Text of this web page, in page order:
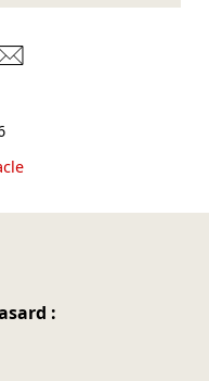
sur Mastodon
sur Bluesky
sur Facebook
: